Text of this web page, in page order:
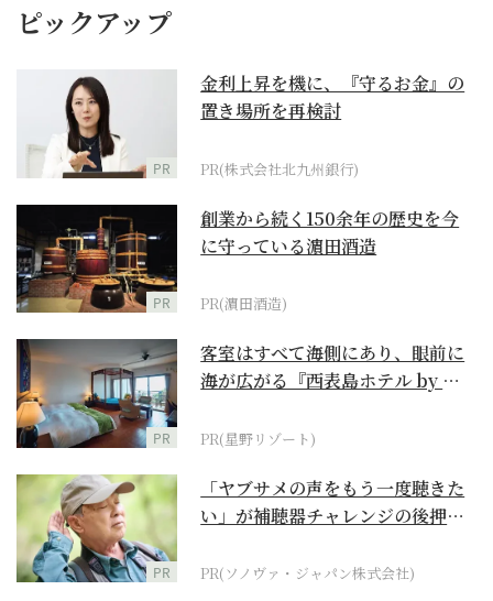
ピックアップ
PR
金利上昇を機に、『守るお金』の
置き場所を再検討
PR(株式会社北九州銀行)
PR
創業から続く150余年の歴史を今
に守っている濵田酒造
PR(濵田酒造)
PR
客室はすべて海側にあり、眼前に
海が広がる『西表島ホテル by 星
PR(星野リゾート)
PR
「ヤブサメの声をもう一度聴きた
い」が補聴器チャレンジの後押し
PR(ソノヴァ・ジャパン株式会社)